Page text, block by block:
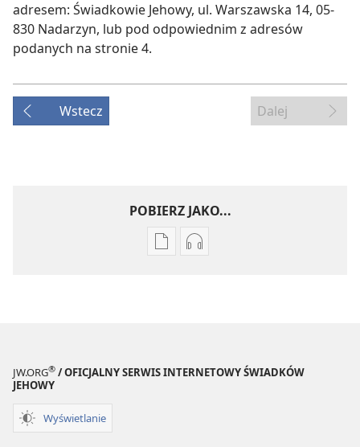
adresem: Świadkowie Jehowy, ul. Warszawska 14, 05-
830 Nadarzyn, lub pod odpowiednim z adresów
podanych na stronie 4.
Wstecz Dalej
POBIERZ JAKO...
UstawieniaUstawienia
JW.ORG® / OFICJALNY SERWIS INTERNETOWY ŚWIADKÓW
JEHOWY
Wyświetlanie